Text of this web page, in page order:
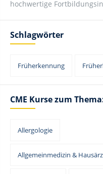
hochwertige
Schlagwörter
Früherkennung
CME Kurse zum
Allergologie
Allgemeinmedizin &